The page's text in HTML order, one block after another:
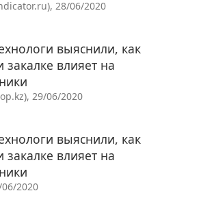
28/06/2020
выяснили, как
влияет на
29/06/2020
выяснили, как
влияет на
06/2020